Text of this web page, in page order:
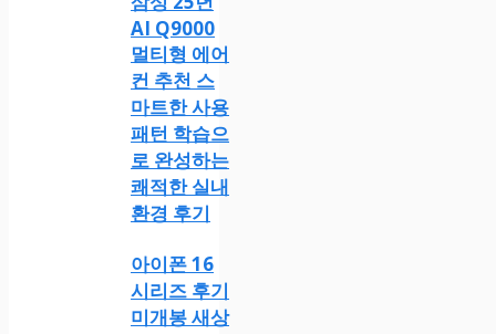
AI Q9000
멀티형 에어
컨 추천 스
마트한 사용
패턴 학습으
로 완성하는
쾌적한 실내
환경 후기
아이폰 16
시리즈 후기
미개봉 새상